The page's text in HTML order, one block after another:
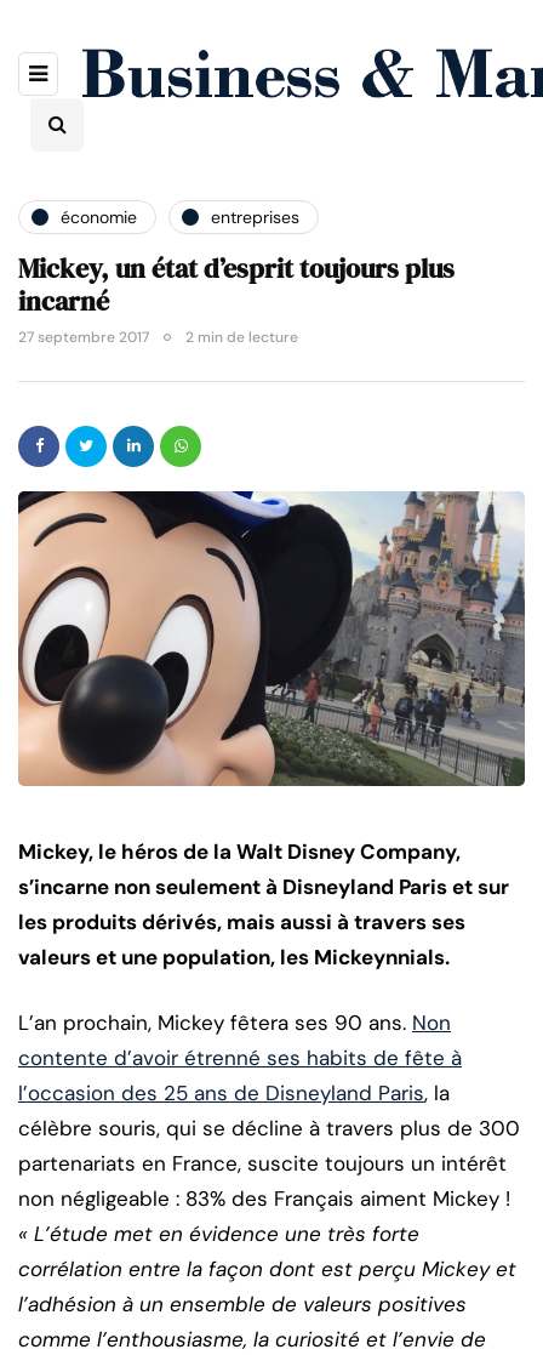
économie entreprises
Mickey, un état d’esprit toujours plus
incarné
27 septembre 2017 2 min de lecture
Mickey, le héros de la Walt Disney Company,
s’incarne non seulement à Disneyland Paris et sur
les produits dérivés, mais aussi à travers ses
valeurs et une population, les Mickeynnials.
L’an prochain, Mickey fêtera ses 90 ans. Non
contente d’avoir étrenné ses habits de fête à
l’occasion des 25 ans de Disneyland Paris, la
célèbre souris, qui se décline à travers plus de 300
partenariats en France, suscite toujours un intérêt
non négligeable : 83% des Français aiment Mickey !
« L’étude met en évidence une très forte
corrélation entre la façon dont est perçu Mickey et
l’adhésion à un ensemble de valeurs positives
comme l’enthousiasme, la curiosité et l’envie de